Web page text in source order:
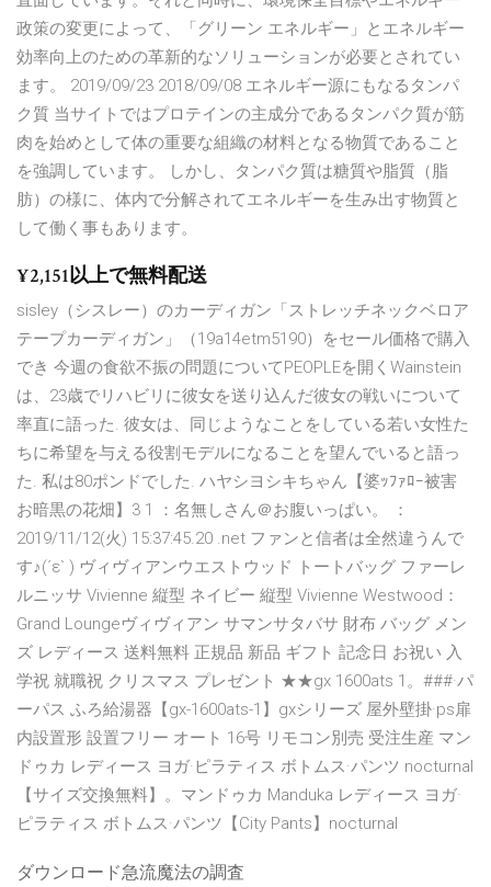
政策の変更によって、「グリーン エネルギー」とエネルギー
効率向上のための革新的なソリューションが必要とされてい
ます。 2019/09/23 2018/09/08 エネルギー源にもなるタンパ
ク質 当サイトではプロテインの主成分であるタンパク質が筋
肉を始めとして体の重要な組織の材料となる物質であること
を強調しています。 しかし、タンパク質は糖質や脂質（脂
肪）の様に、体内で分解されてエネルギーを生み出す物質と
して働く事もあります。
¥2,151以上で無料配送
sisley（シスレー）のカーディガン「ストレッチネックベロア
テープカーディガン」（19a14etm5190）をセール価格で購入
でき 今週の食欲不振の問題についてPEOPLEを開くWainstein
は、23歳でリハビリに彼女を送り込んだ彼女の戦いについて
率直に語った. 彼女は、同じようなことをしている若い女性た
ちに希望を与える役割モデルになることを望んでいると語っ
た. 私は80ポンドでした. ハヤシヨシキちゃん【婆ｯﾌｧﾛｰ被害
お暗黒の花畑】3 1 ：名無しさん＠お腹いっぱい。 ：
2019/11/12(火) 15:37:45.20 .net ファンと信者は全然違うんで
す♪(´ε` ) ヴィヴィアンウエストウッド トートバッグ ファーレ
ルニッサ Vivienne 縦型 ネイビー 縦型 Vivienne Westwood：
Grand Loungeヴィヴィアン サマンサタバサ 財布 バッグ メン
ズ レディース 送料無料 正規品 新品 ギフト 記念日 お祝い 入
学祝 就職祝 クリスマス プレゼント ★★gx 1600ats 1。###·パ
ーパス ふろ給湯器【gx-1600ats-1】gxシリーズ 屋外壁掛·ps扉
内設置形 設置フリー オート 16号 リモコン別売 受注生産 マン
ドゥカ レディース ヨガ·ピラティス ボトムス·パンツ nocturnal
【サイズ交換無料】。マンドゥカ Manduka レディース ヨガ·
ピラティス ボトムス·パンツ【City Pants】nocturnal
ダウンロード急流魔法の調査